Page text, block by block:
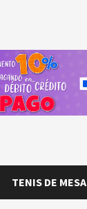
TENIS DE MESA